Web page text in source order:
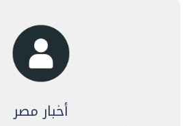
أخبار مصر